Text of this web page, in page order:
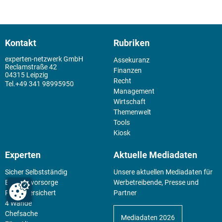
Kontakt
experten-netzwerk GmbH
Reclamstraße 42
04315 Leipzig
+49 341 98995950
Rubriken
Assekuranz
Finanzen
Recht
Management
Wirtschaft
Themenwelt
Tools
Kiosk
Experten
Sicher Selbstständig
Existenz­vorsorge
Pflege versichert
4 Wände
Chefsache
Aktuelle Mediadaten
Unsere aktuellen Mediadaten für
Werbetreibende, Presse und
Partner
Mediadaten 2026